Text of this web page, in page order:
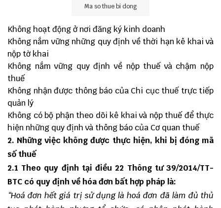
Ma so thue bi dong
Không hoạt động ở nơi đăng ký kinh doanh
Không nắm vững những quy định về thời hạn kê khai và
nộp tờ khai
Không nắm vững quy định về nộp thuế và chậm nộp
thuế
Không nhận được thông báo của Chi cục thuế trực tiếp
quản lý
Không có bộ phận theo dõi kê khai và nộp thuế để thực
hiện những quy định và thông báo của Cơ quan thuế
2. Những việc không được thực hiện, khi bị đóng mã
số thuế
2.1 Theo quy định tại điều 22 Thông tư 39/2014/TT-
BTC có quy định về hóa đơn bất hợp pháp là:
“Hoá đơn hết giá trị sử dụng là hoá đơn đã làm đủ thủ